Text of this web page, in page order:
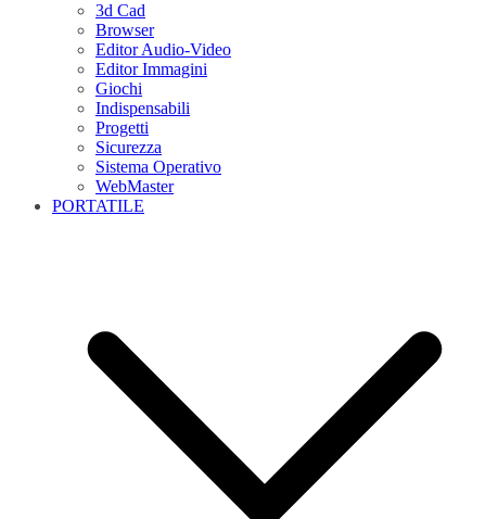
3d Cad
Browser
Editor Audio-Video
Editor Immagini
Giochi
Indispensabili
Progetti
Sicurezza
Sistema Operativo
WebMaster
PORTATILE